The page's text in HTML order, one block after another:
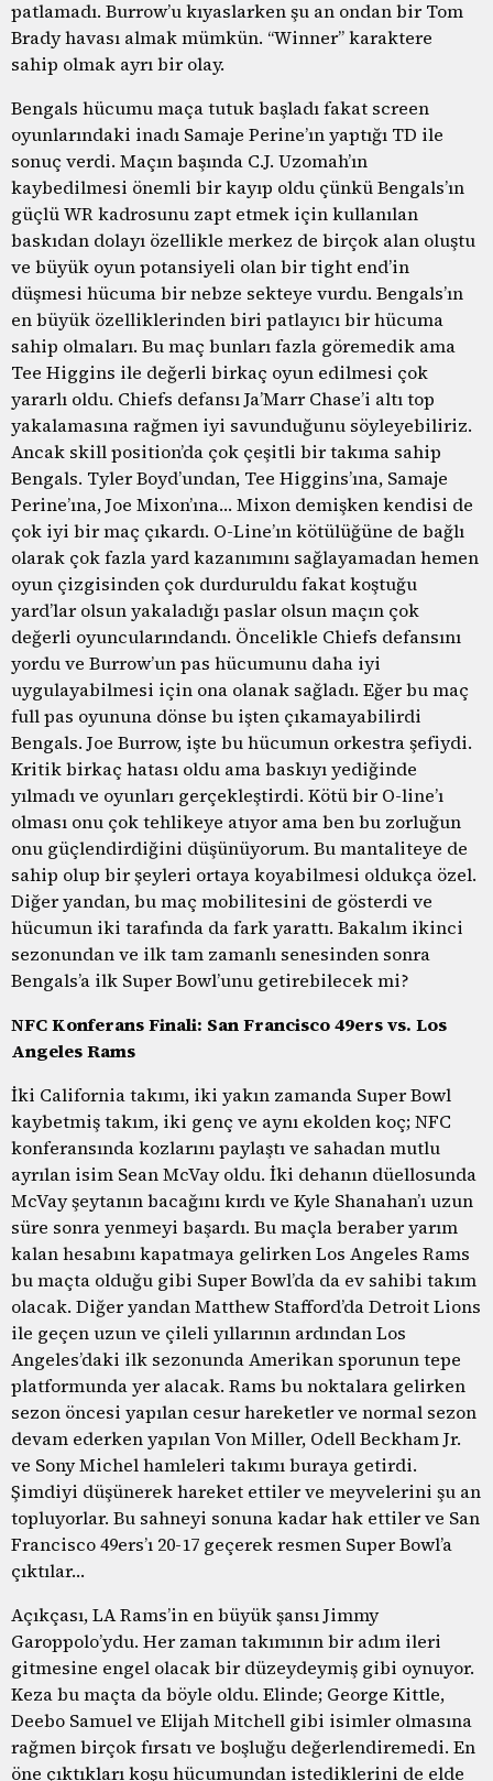
patlamadı. Burrow’u kıyaslarken şu an ondan bir Tom
Brady havası almak mümkün. “Winner” karaktere
sahip olmak ayrı bir olay.
Bengals hücumu maça tutuk başladı fakat screen
oyunlarındaki inadı Samaje Perine’ın yaptığı TD ile
sonuç verdi. Maçın başında C.J. Uzomah’ın
kaybedilmesi önemli bir kayıp oldu çünkü Bengals’ın
güçlü WR kadrosunu zapt etmek için kullanılan
baskıdan dolayı özellikle merkez de birçok alan oluştu
ve büyük oyun potansiyeli olan bir tight end’in
düşmesi hücuma bir nebze sekteye vurdu. Bengals’ın
en büyük özelliklerinden biri patlayıcı bir hücuma
sahip olmaları. Bu maç bunları fazla göremedik ama
Tee Higgins ile değerli birkaç oyun edilmesi çok
yararlı oldu. Chiefs defansı Ja’Marr Chase’i altı top
yakalamasına rağmen iyi savunduğunu söyleyebiliriz.
Ancak skill position’da çok çeşitli bir takıma sahip
Bengals. Tyler Boyd’undan, Tee Higgins’ına, Samaje
Perine’ına, Joe Mixon’ına… Mixon demişken kendisi de
çok iyi bir maç çıkardı. O-Line’ın kötülüğüne de bağlı
olarak çok fazla yard kazanımını sağlayamadan hemen
oyun çizgisinden çok durduruldu fakat koştuğu
yard’lar olsun yakaladığı paslar olsun maçın çok
değerli oyuncularındandı. Öncelikle Chiefs defansını
yordu ve Burrow’un pas hücumunu daha iyi
uygulayabilmesi için ona olanak sağladı. Eğer bu maç
full pas oyununa dönse bu işten çıkamayabilirdi
Bengals. Joe Burrow, işte bu hücumun orkestra şefiydi.
Kritik birkaç hatası oldu ama baskıyı yediğinde
yılmadı ve oyunları gerçekleştirdi. Kötü bir O-line’ı
olması onu çok tehlikeye atıyor ama ben bu zorluğun
onu güçlendirdiğini düşünüyorum. Bu mantaliteye de
sahip olup bir şeyleri ortaya koyabilmesi oldukça özel.
Diğer yandan, bu maç mobilitesini de gösterdi ve
hücumun iki tarafında da fark yarattı. Bakalım ikinci
sezonundan ve ilk tam zamanlı senesinden sonra
Bengals’a ilk Super Bowl’unu getirebilecek mi?
NFC Konferans Finali: San Francisco 49ers vs. Los
Angeles Rams
İki California takımı, iki yakın zamanda Super Bowl
kaybetmiş takım, iki genç ve aynı ekolden koç; NFC
konferansında kozlarını paylaştı ve sahadan mutlu
ayrılan isim Sean McVay oldu. İki dehanın düellosunda
McVay şeytanın bacağını kırdı ve Kyle Shanahan’ı uzun
süre sonra yenmeyi başardı. Bu maçla beraber yarım
kalan hesabını kapatmaya gelirken Los Angeles Rams
bu maçta olduğu gibi Super Bowl’da da ev sahibi takım
olacak. Diğer yandan Matthew Stafford’da Detroit Lions
ile geçen uzun ve çileli yıllarının ardından Los
Angeles’daki ilk sezonunda Amerikan sporunun tepe
platformunda yer alacak. Rams bu noktalara gelirken
sezon öncesi yapılan cesur hareketler ve normal sezon
devam ederken yapılan Von Miller, Odell Beckham Jr.
ve Sony Michel hamleleri takımı buraya getirdi.
Şimdiyi düşünerek hareket ettiler ve meyvelerini şu an
topluyorlar. Bu sahneyi sonuna kadar hak ettiler ve San
Francisco 49ers’ı 20-17 geçerek resmen Super Bowl’a
çıktılar…
Açıkçası, LA Rams’in en büyük şansı Jimmy
Garoppolo’ydu. Her zaman takımının bir adım ileri
gitmesine engel olacak bir düzeydeymiş gibi oynuyor.
Keza bu maçta da böyle oldu. Elinde; George Kittle,
Deebo Samuel ve Elijah Mitchell gibi isimler olmasına
rağmen birçok fırsatı ve boşluğu değerlendiremedi. En
öne çıktıkları koşu hücumundan istediklerini de elde